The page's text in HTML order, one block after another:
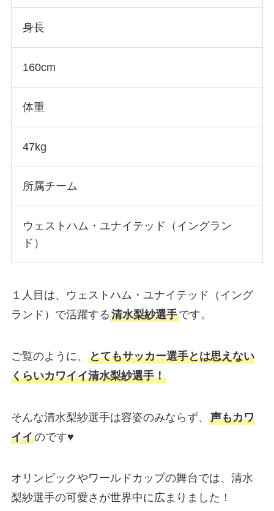
身長
160cm
体重
47kg
所属チーム
ウェストハム・ユナイテッド（イングラン
ド）
１人目は、ウェストハム・ユナイテッド（イング
ランド）で活躍する清水梨紗選手です。
ご覧のように、 とてもサッカー選手とは思えない
くらいカワイイ清水梨紗選手！
そんな清水梨紗選手は容姿のみならず、 声もカワ
イイのです♥
オリンピックやワールドカップの舞台では、清水
梨紗選手の可愛さが世界中に広まりました！